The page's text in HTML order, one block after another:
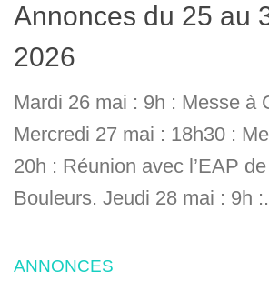
Annonces du 25 au
2026
Mardi 26 mai : 9h : Messe à
Mercredi 27 mai : 18h30 :
20h : Réunion avec l’EAP
Bouleurs. Jeudi 28 mai : 9h
ANNONCES